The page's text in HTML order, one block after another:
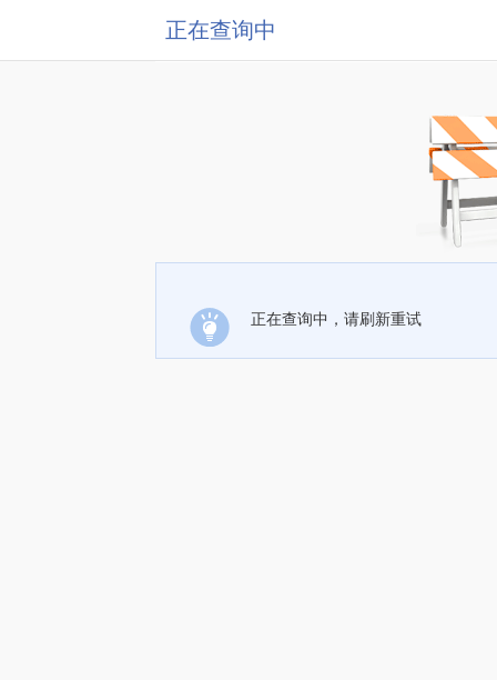
正在查询中
正在查询中，请刷新重试